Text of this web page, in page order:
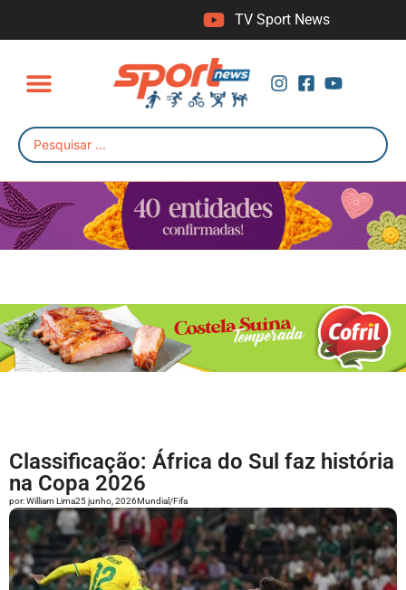
TV Sport News
Classificação: África do Sul faz história
na Copa 2026
por:William Lima25 junho, 2026Mundial/Fifa